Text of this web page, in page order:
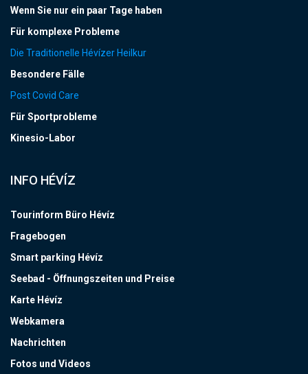
Wenn Sie nur ein paar Tage haben
Für komplexe Probleme
Die Traditionelle Hévízer Heilkur
Besondere Fälle
Post Covid Care
Für Sportprobleme
Kinesio-Labor
INFO HÉVÍZ
Tourinform Büro Hévíz
Fragebogen
Smart parking Hévíz
Seebad - Öffnungszeiten und Preise
Karte Hévíz
Webkamera
Nachrichten
Fotos und Videos